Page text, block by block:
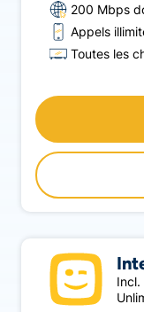
200 Mbps
Appels
Toutes les
Incl.